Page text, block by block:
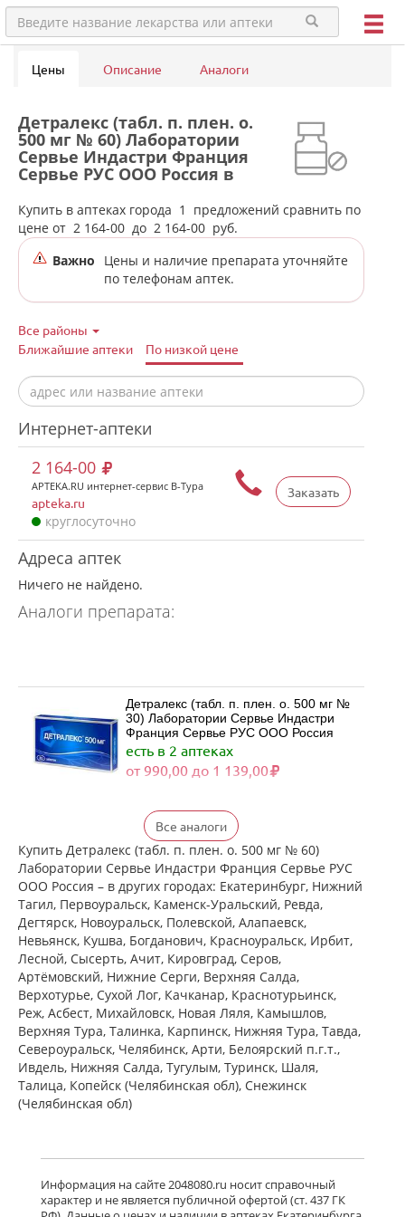
Цены Описание Аналоги
Детралекс (табл. п. плен. о.
500 мг № 60) Лаборатории
Сервье Индастри Франция
Сервье РУС ООО Россия в
аптеках города Верхней Туры
Купить в аптеках города 1
предложений сравнить по
цене от 2 164-00 до 2 164-00 руб.
Важно
Цены и наличие препарата уточняйте
по телефонам аптек.
Все районы
Ближайшие аптеки
По низкой цене
Интернет-аптеки
Заказать
2 164-00
APTEKA.RU интернет-сервис В-Тура
apteka.ru
круглосуточно
Адреса аптек
Ничего не найдено.
Аналоги препарата:
Детралекс (табл. п. плен. о. 500 мг №
30) Лаборатории Сервье Индастри
Франция Сервье РУС ООО Россия
есть в 2 аптеках
от 990,00 до 1 139,00
Детралекс (табл. п. плен. о. 500 мг №
60) Лаборатории Сервье Индастри
Франция Сервье РУС ООО Россия
есть в 1 аптеках
от 2 164,00 до 2 164,00
Венарус (табл. п. плен. о. 50 мг+450
мг № 30) Алиум АО (Московская
обл,.рп. Оболенск) Россия
есть в 2 аптеках
от 1 085,00 до 1 183,00
Венарус (табл. п. плен. о. 50 мг+450
мг № 60) Алиум АО (Московская
обл,.рп. Оболенск) Россия
есть в 1 аптеках
от 2 079,00 до 2 079,00
Детралекс (табл. п. плен. о. 1000 мг
№ 60) Лаборатории Сервье
Индастри Франция Сервье РУС ООО
Россия
Все аналоги
Купить Детралекс (табл. п. плен. о. 500 мг № 60)
Лаборатории Сервье Индастри Франция Сервье РУС
ООО Россия – в других городах: Екатеринбург, Нижний
Тагил, Первоуральск, Каменск-Уральский, Ревда,
Дегтярск, Новоуральск, Полевской, Алапаевск,
Невьянск, Кушва, Богданович, Красноуральск, Ирбит,
Лесной, Сысерть, Ачит, Кировград, Серов,
Артёмовский, Нижние Cерги, Верхняя Салда,
Верхотурье, Сухой Лог, Качканар, Краснотурьинск,
Реж, Асбест, Михайловск, Новая Ляля, Камышлов,
Верхняя Тура, Талинка, Карпинск, Нижняя Тура, Тавда,
Североуральск, Челябинск, Арти, Белоярский п.г.т.,
Ивдель, Нижняя Салда, Тугулым, Туринск, Шаля,
Талица, Копейск (Челябинская обл), Снежинск
(Челябинская обл)
Информация на сайте 2048080.ru носит справочный
характер и не является публичной офертой (ст. 437 ГК